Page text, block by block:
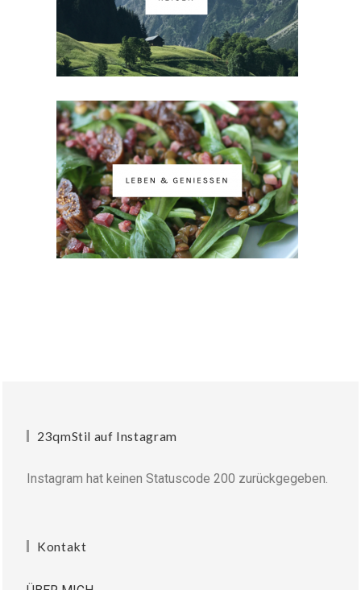
23qmStil auf Instagram
Instagram hat keinen Statuscode 200 zurückgegeben.
Kontakt